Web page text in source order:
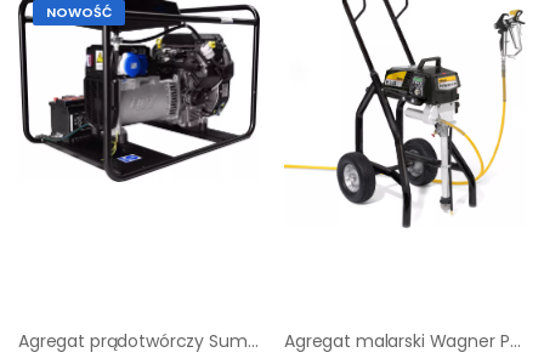
NOWOŚĆ
Agregat prądotwórczy Sumera Motor SMG-11ME-K-AVR + SZR Agregat malarski Wagner ProSpray PS 3.25 High Rider